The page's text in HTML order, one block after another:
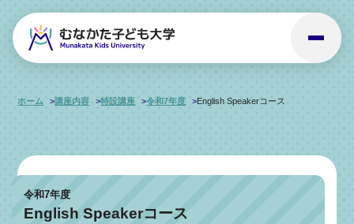
ホーム 講座内容 特設講座 令和7年度 English Speakerコース
令和7年度
English Speakerコース